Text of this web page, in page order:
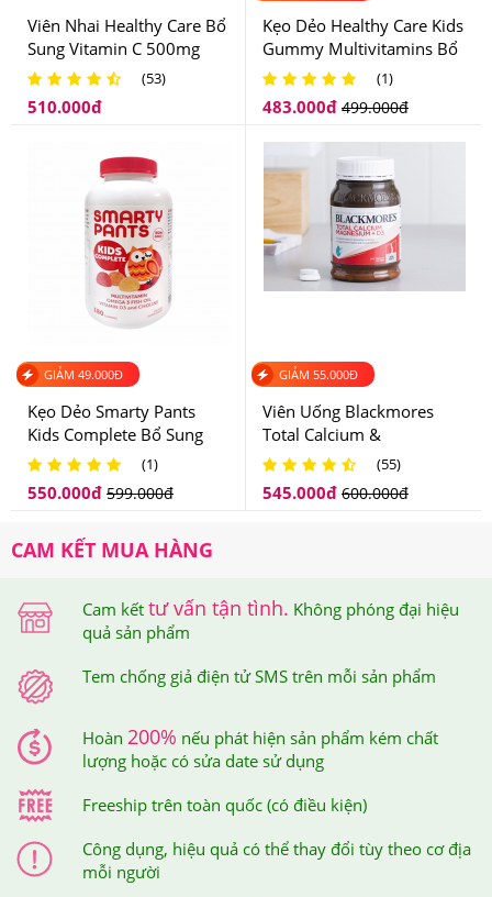
em rất tin dùng
5.Kirkland Signature Vitamin E 400 IU Viên
Uống Đẹp Da Từ Mỹ Giá Bao Nhiêu, Nên Mua Ở
Đâu Đảm Bảo?
Tại hệ thống Giảm Cân An Toàn,
520,000
VNĐ.
Giảm Cân An Toàn là nơi cung cấp các dòng sản phẩm
hỗ trợ chức năng giảm cân, chăm sóc sức khỏe cao
cấp, chính hãng, có nguồn gốc rõ ràng. Do vậy, đây
được xem là địa chỉ đáng tin cậy và là nơi mua sắm, làm
đẹp, chăm sóc sức khỏe lý tưởng của tất cả mọi người.
Bạn cũng có thể dễ dàng kiểm tra thông tin sản phẩm
bằng ứng dụng iCheck - Ứng dụng tra cứu nguồn gốc
Viên Nhai Healthy Care Bổ
Sung Vitamin C 500mg
Chewable Tablet 300 Viên
(53)
510.000đ
Kẹo Dẻo Healthy Care Kids
Gummy Multivitamins Bổ
Sung Vitamin Cho Bé
(1)
483.000đ 499.000đ
GIẢM 49.000Đ
Kẹo Dẻo Smarty Pants
Kids Complete Bổ Sung
Vitamin Cho Bé(1)
550.000đ 599.000đ
GIẢM 55.000Đ
Viên Uống Blackmores
Total Calcium &
Magnesium + D3 Hỗ Trợ
Xương Khớp Úc
(55)
545.000đ 600.000đ
CAM KẾT MUA HÀNG
Cam kết tư vấn tận tình. Không phóng đại hiệu
quả sản phẩm
Tem chống giả điện tử SMS trên mỗi sản phẩm
Hoàn 200% nếu phát hiện sản phẩm kém chất
lượng hoặc có sửa date sử dụng
Freeship trên toàn quốc (có điều kiện)
Công dụng, hiệu quả có thể thay đổi tùy theo cơ địa
mỗi người